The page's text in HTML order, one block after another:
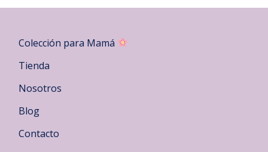
Colección para Mamá
Tienda
Nosotros
Blog
Contacto